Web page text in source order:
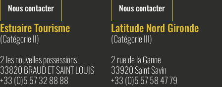
Nous contacter Nous contacter
Estuaire Tourisme
(Catégorie II)
2 les nouvelles possessions
33820 BRAUD ET SAINT LOUIS
+33 (0)5 57 32 88 88
Latitude Nord Gironde
(Catégorie III)
2 rue de la Ganne
33920 Saint Savin
+33 (0)5 57 58 47 79